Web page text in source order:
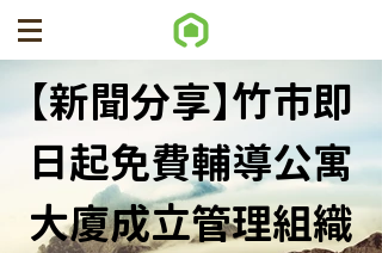
【新聞分享】竹市即
日起免費輔導公寓
大廈成立管理組織